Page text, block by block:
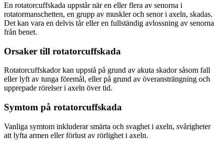
En rotatorcuffskada uppstår när en eller flera av senorna i
rotatormanschetten, en grupp av muskler och senor i axeln, skadas.
Det kan vara en delvis tår eller en fullständig avlossning av senorna
från benet.
Orsaker till rotatorcuffskada
Rotatorcuffskador kan uppstå på grund av akuta skador såsom fall
eller lyft av tunga föremål, eller på grund av överansträngning och
upprepade rörelser i axeln över tid.
Symtom på rotatorcuffskada
Vanliga symtom inkluderar smärta och svaghet i axeln, svårigheter
att lyfta armen eller förlust av rörlighet i axeln.